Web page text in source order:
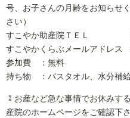
号、お子さんの月齢をお知らせ
さい）
すこやか助産院ＴＥＬ
すこやかくらぶメールアドレ
参加費 ：無料
持ち物 ：バスタオル、水分補
⁑お産など急な事情でお休みす
産院のホームページをご確認下